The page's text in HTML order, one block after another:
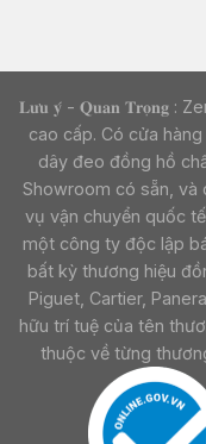
𝐋𝐮̛𝐮 𝐲́ - 𝐐𝐮𝐚𝐧 𝐓𝐫𝐨̣𝐧𝐠 :
cao cấp. Có cửa
dây đeo đồng hồ
Showroom có sẵn, và
vụ vận chuyển quốc
một công ty độc lập
bất kỳ thương hiệu
Piguet, Cartier,
hữu trí tuệ của tên
thuộc về từng